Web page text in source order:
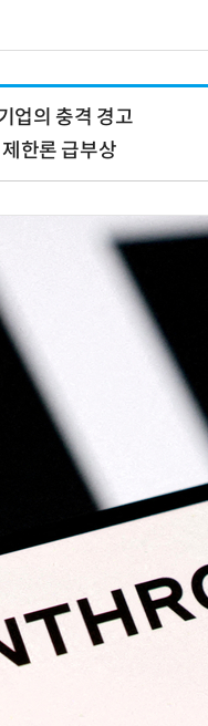
업의 충격 경고
한론 급부상
10
AI Native Enterprise를 지원하는 AI Ready Data 플랫폼 활용 전략